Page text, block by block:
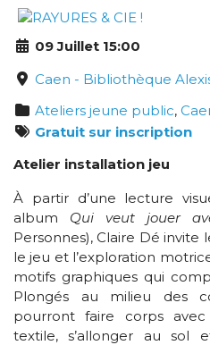
09 Juillet 15:00
Caen - Bibliothèque
Ateliers jeune public,
Gratuit sur inscription
Atelier installation jeu
À partir d’une lecture
album Qui veut jouer
Personnes), Claire Dé invite
le jeu et l’exploration
motifs graphiques qui
Plongés au milieu des
pourront faire corps
textile, s’allonger au sol